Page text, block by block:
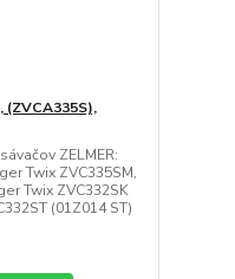
(ZVCA335S),
ZELMER:
Twix ZVC335SM,
Twix ZVC332SK
(01Z014 ST)